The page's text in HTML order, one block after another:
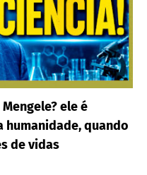
ele é
humanidade, quando
de vidas